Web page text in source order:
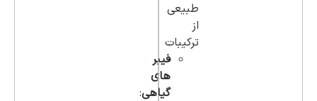
طبیعی
از
ترکیبات
فیبر
های
گیاهی: